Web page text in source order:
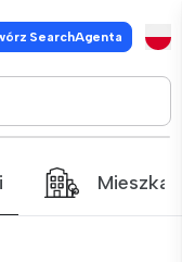
SearchAgenta